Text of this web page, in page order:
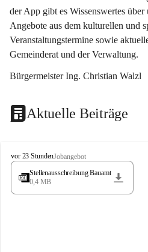
der App gibt es Wissenswertes über
Angebote aus dem kulturellen und
Veranstaltungstermine sowie
Gemeinderat und der Verwaltung.
Bürgermeister Ing. Christian Walzl
Aktuelle Beiträge
S
t
s
vor 23 StundenJobangebot
Stellenausschreibung Bauamt
0,4 MB